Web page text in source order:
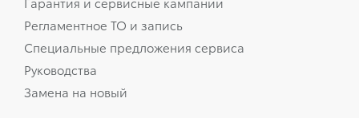
Регламентное ТО и запись
Специальные предложения сервиса
Руководства
Замена на новый